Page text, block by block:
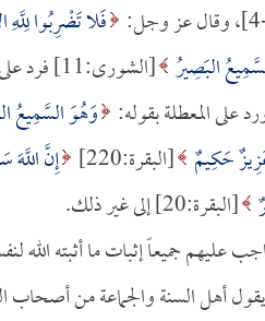
فَلا تَضْرِبُوا لِلَّهِ
البَصِيرُ [الشورى:11] فرد على المشبهة بقوله:
وَهُوَ السَّمِيعُ
حَكِيمٌ [البقرة:220] إِنَّ
[البقرة:20] إلى غير ذلك.
جميعاً إثبات ما أثبته الله
يقول أهل السنة والجماعة من